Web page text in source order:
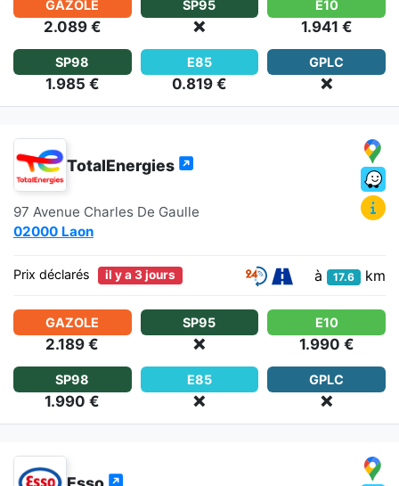
GAZOLE
2.089 €
SP95
❌
E10
1.941 €
SP98
1.985 €
E85
0.819 €
GPLC
❌
TotalEnergies
97 Avenue Charles De Gaulle
02000 Laon
Prix déclarés il y a 3 jours à 17.6 km
GAZOLE
2.189 €
SP95
❌
E10
1.990 €
SP98
1.990 €
E85
❌
GPLC
❌